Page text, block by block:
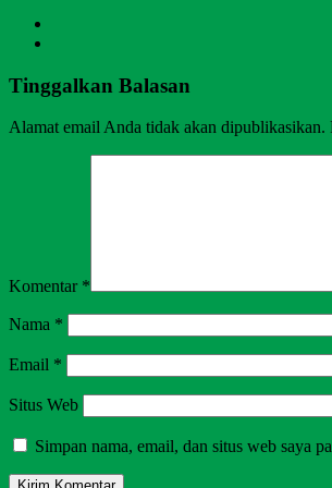
Tinggalkan Balasan
Alamat email Anda tidak akan dipublikasikan.
Komentar *
Nama *
Email *
Situs Web
Simpan nama, email, dan situs web saya